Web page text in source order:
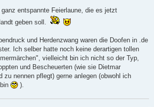
entspannte Feierlaune, die es jetzt
geben soll.
und Herdenzwang waren die Doofen in .de
Ich selber hatte noch keine derartigen tollen
vielleicht bin ich nicht so der Typ,
und Bescheuerten (wie sie Dietmar
zu nennen pflegt) gerne anlegen (obwohl ich
).